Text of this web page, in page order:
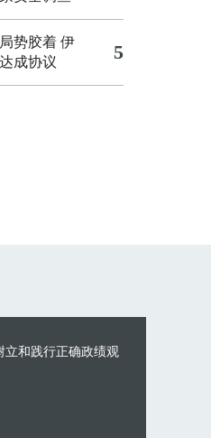
势胶着 伊
成协议
5
立和践行正确政绩观